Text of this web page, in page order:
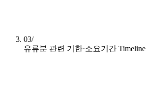
03/
유류분 관련 기한·소요기간 Timeline